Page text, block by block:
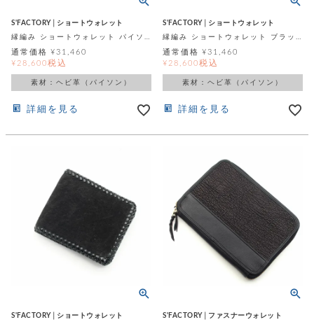
S'FACTORY│ショートウォレット
通常価格 ¥31,460
¥ 28,600税込
素材：ヘビ革（パイソン）
詳細を見る
S'FACTORY│ショートウォレット
通常価格 ¥31,460
¥ 28,600税込
素材：ヘビ革（パイソン）
詳細を見る
S'FACTORY│ショートウォレット
S'FACTORY│ファスナーウォレット